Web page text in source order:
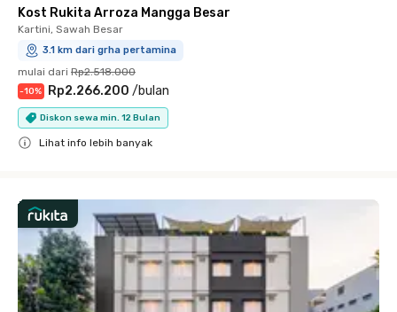
Kost Rukita Arroza Mangga Besar
Kartini, Sawah Besar
3.1 km dari grha pertamina
mulai dari Rp2.518.000
-10% Rp2.266.200 /bulan
Diskon sewa min. 12 Bulan
Lihat info lebih banyak